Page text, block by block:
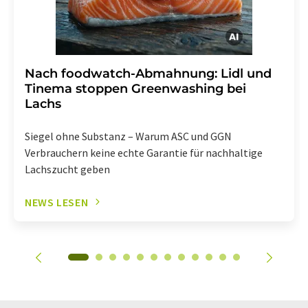
Nach foodwatch-Abmahnung: Lidl und
Tinema stoppen Greenwashing bei
Lachs
Siegel ohne Substanz – Warum ASC und GGN
Verbrauchern keine echte Garantie für nachhaltige
Lachszucht geben
NEWS LESEN